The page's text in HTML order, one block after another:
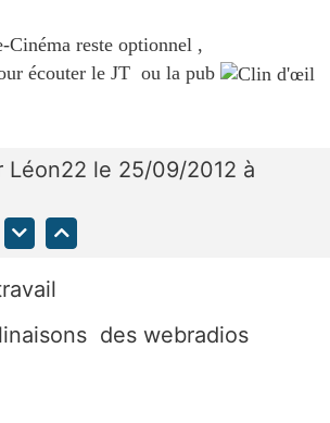
reste optionnel ,
écouter le JT ou la pub
Léon22 le 25/09/2012 à
des webradios